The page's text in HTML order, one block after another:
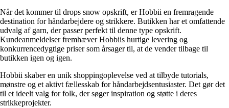
Når det kommer til drops snow opskrift, er Hobbii en fremragende
destination for håndarbejdere og strikkere. Butikken har et omfattende
udvalg af garn, der passer perfekt til denne type opskrift.
Kundeanmeldelser fremhæver Hobbiis hurtige levering og
konkurrencedygtige priser som årsager til, at de vender tilbage til
butikken igen og igen.
Hobbii skaber en unik shoppingoplevelse ved at tilbyde tutorials,
mønstre og et aktivt fællesskab for håndarbejdsentusiaster. Det gør det
til et ideelt valg for folk, der søger inspiration og støtte i deres
strikkeprojekter.